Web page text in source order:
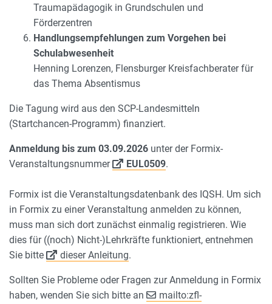
Traumapädagogik in Grundschulen und
Förderzentren
Handlungsempfehlungen zum Vorgehen bei
Schulabwesenheit
Henning Lorenzen, Flensburger Kreisfachberater für
das Thema Absentismus
Die Tagung wird aus den SCP-Landesmitteln
(Startchancen-Programm) finanziert.
Anmeldung bis zum 03.09.2026 unter der Formix-
Veranstaltungsnummer
EUL0509.
Formix ist die Veranstaltungsdatenbank des IQSH. Um sich
in Formix zu einer Veranstaltung anmelden zu können,
muss man sich dort zunächst einmalig registrieren. Wie
dies für ((noch) Nicht-)Lehrkräfte funktioniert, entnehmen
Sie bitte
dieser Anleitung.
Sollten Sie Probleme oder Fragen zur Anmeldung in Formix
haben, wenden Sie sich bitte an
mailto:zfl-